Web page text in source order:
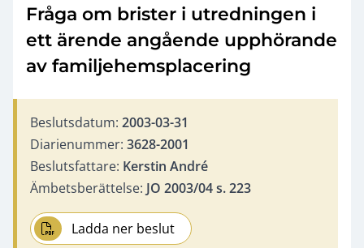
Fråga om brister i utredningen i
ett ärende angående upphörande
av familjehemsplacering
Beslutsdatum: 2003-03-31
Diarienummer: 3628-2001
Beslutsfattare: Kerstin André
Ämbetsberättelse: JO 2003/04 s. 223
Ladda ner beslut